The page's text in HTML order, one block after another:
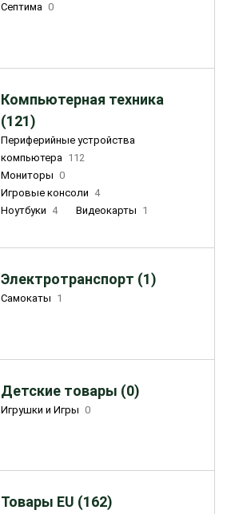
Септима 0
Компьютерная техника
(121)
Периферийные устройства
компьютера 112
Мониторы 0
Игровые консоли 4
Ноутбуки 4 Видеокарты 1
Электротранспорт (1)
Самокаты 1
Детские товары (0)
Игрушки и Игры 0
Товары EU (162)